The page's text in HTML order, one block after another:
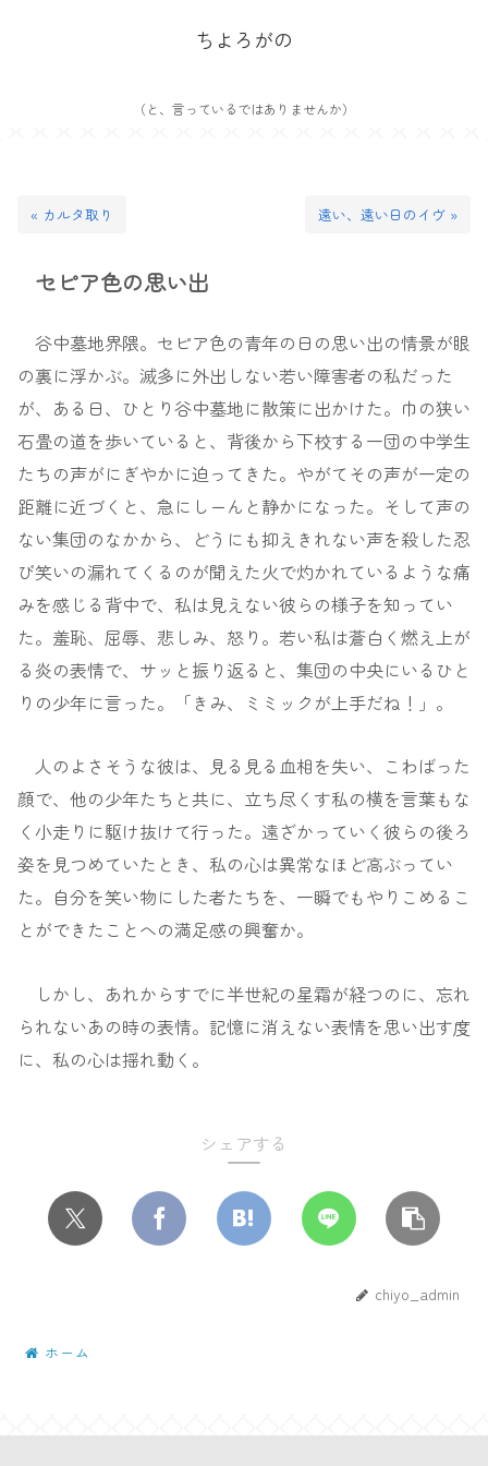
ちよろがの
（と、言っているではありませんか）
« カルタ取り 遠い、遠い日のイヴ »
セピア色の思い出
谷中墓地界隈。セピア色の青年の日の思い出の情景が眼
の裏に浮かぶ。滅多に外出しない若い障害者の私だった
が、ある日、ひとり谷中墓地に散策に出かけた。巾の狭い
石畳の道を歩いていると、背後から下校する一団の中学生
たちの声がにぎやかに迫ってきた。やがてその声が一定の
距離に近づくと、急にしーんと静かになった。そして声の
ない集団のなかから、どうにも抑えきれない声を殺した忍
び笑いの漏れてくるのが聞えた火で灼かれているような痛
みを感じる背中で、私は見えない彼らの様子を知ってい
た。羞恥、屈辱、悲しみ、怒り。若い私は蒼白く燃え上が
る炎の表情で、サッと振り返ると、集団の中央にいるひと
りの少年に言った。「きみ、ミミックが上手だね！」。
人のよさそうな彼は、見る見る血相を失い、こわばった
顔で、他の少年たちと共に、立ち尽くす私の横を言葉もな
く小走りに駆け抜けて行った。遠ざかっていく彼らの後ろ
姿を見つめていたとき、私の心は異常なほど高ぶってい
た。自分を笑い物にした者たちを、一瞬でもやりこめるこ
とができたことへの満足感の興奮か。
しかし、あれからすでに半世紀の星霜が経つのに、忘れ
られないあの時の表情。記憶に消えない表情を思い出す度
に、私の心は揺れ動く。
シェアする
chiyo_admin
ホーム